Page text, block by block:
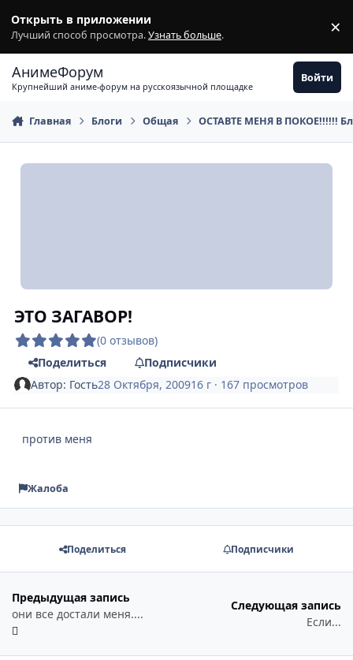
Открыть в приложении
Лучший способ просмотра.Узнать больше. ×
АнимеФорум
Крупнейший аниме-форум на русскоязычной площадке
Войти
Главная Блоги Общая ОСТАВТЕ МЕНЯ В ПОКОЕ!!!!!!
ЭТО ЗАГАВОР!
(0 отзывов)
Поделиться
Подписчики
Автор: Гость28 Октября, 200916 г · 167 просмотров
против меня
Жалоба
Поделиться Подписчики
Предыдущая запись
они все достали меня....
Следующая запись
Если...